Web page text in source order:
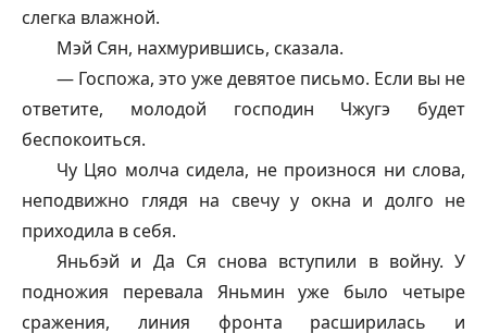
слегка влажной.
Мэй Сян, нахмурившись, сказала.
— Госпожа, это уже девятое письмо. Если вы не
ответите, молодой господин Чжугэ будет
беспокоиться.
Чу Цяо молча сидела, не произнося ни слова,
неподвижно глядя на свечу у окна и долго не
приходила в себя.
Яньбэй и Да Ся снова вступили в войну. У
подножия перевала Яньмин уже было четыре
сражения, линия фронта расширилась и